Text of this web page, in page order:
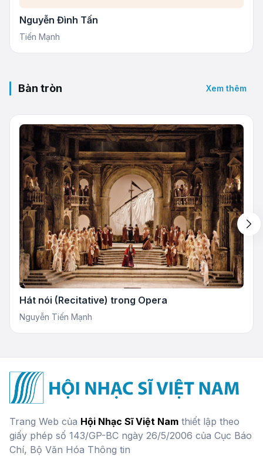
Nguyễn Đình Tấn
Tiến Mạnh
Bàn tròn Xem thêm
Hát nói (Recitative) trong Opera
Nguyễn Tiến Mạnh
Trang Web của Hội Nhạc Sĩ Việt Nam thiết lập theo
giấy phép số 143/GP-BC ngày 26/5/2006 của Cục Báo
Chí, Bộ Văn Hóa Thông tin